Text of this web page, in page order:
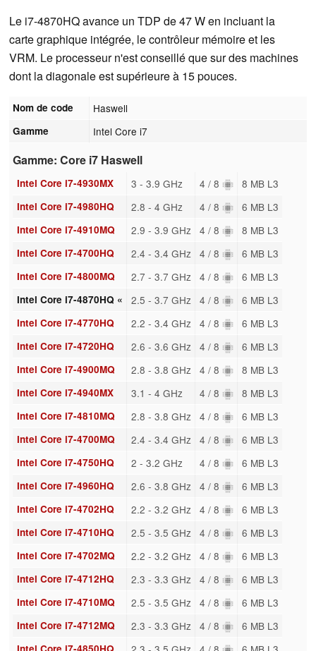
Le i7-4870HQ avance un TDP de 47 W en incluant la
carte graphique intégrée, le contrôleur mémoire et les
VRM. Le processeur n'est conseillé que sur des machines
dont la diagonale est supérieure à 15 pouces.
Nom de code Haswell
Gamme Intel Core i7
Gamme: Core i7 Haswell
Intel Core i7-4930MX 3 - 3.9 GHz 4 / 8 8 MB L3
Intel Core i7-4980HQ 2.8 - 4 GHz 4 / 8 6 MB L3
Intel Core i7-4910MQ 2.9 - 3.9 GHz 4 / 8 8 MB L3
Intel Core i7-4700HQ 2.4 - 3.4 GHz 4 / 8 6 MB L3
Intel Core i7-4800MQ 2.7 - 3.7 GHz 4 / 8 6 MB L3
Intel Core i7-4870HQ « 2.5 - 3.7 GHz 4 / 8 6 MB L3
Intel Core i7-4770HQ 2.2 - 3.4 GHz 4 / 8 6 MB L3
Intel Core i7-4720HQ 2.6 - 3.6 GHz 4 / 8 6 MB L3
Intel Core i7-4900MQ 2.8 - 3.8 GHz 4 / 8 8 MB L3
Intel Core i7-4940MX 3.1 - 4 GHz 4 / 8 8 MB L3
Intel Core i7-4810MQ 2.8 - 3.8 GHz 4 / 8 6 MB L3
Intel Core i7-4700MQ 2.4 - 3.4 GHz 4 / 8 6 MB L3
Intel Core i7-4750HQ 2 - 3.2 GHz 4 / 8 6 MB L3
Intel Core i7-4960HQ 2.6 - 3.8 GHz 4 / 8 6 MB L3
Intel Core i7-4702HQ 2.2 - 3.2 GHz 4 / 8 6 MB L3
Intel Core i7-4710HQ 2.5 - 3.5 GHz 4 / 8 6 MB L3
Intel Core i7-4702MQ 2.2 - 3.2 GHz 4 / 8 6 MB L3
Intel Core i7-4712HQ 2.3 - 3.3 GHz 4 / 8 6 MB L3
Intel Core i7-4710MQ 2.5 - 3.5 GHz 4 / 8 6 MB L3
Intel Core i7-4712MQ 2.3 - 3.3 GHz 4 / 8 6 MB L3